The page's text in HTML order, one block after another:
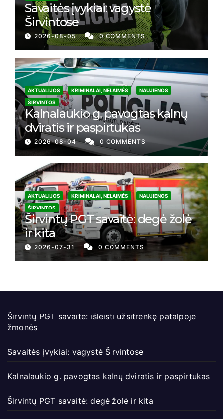
Savaitės įvykiai: vagystė
Širvintose
2026-08-05 0 COMMENTS
AKTUALIJOS KRIMINALAI, NELAIMĖS
NAUJIENOS
ŠIRVINTOS
Kalnalaukio g. pavogtas kalnų
dviratis ir paspirtukas
2026-08-04 0 COMMENTS
AKTUALIJOS KRIMINALAI, NELAIMĖS
NAUJIENOS
ŠIRVINTOS
Širvintų PGT savaitė: degė žolė
ir kita
2026-07-31 0 COMMENTS
Širvintų PGT savaitė: išleisti užsitrenkę patalpoje
žmonės
Savaitės įvykiai: vagystė Širvintose
Kalnalaukio g. pavogtas kalnų dviratis ir paspirtukas
Širvintų PGT savaitė: degė žolė ir kita